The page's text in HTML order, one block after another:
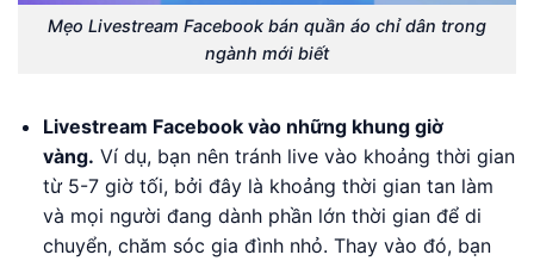
Mẹo Livestream Facebook bán quần áo chỉ dân trong
ngành mới biết
Livestream Facebook vào những khung giờ
vàng. Ví dụ, bạn nên tránh live vào khoảng thời gian
từ 5-7 giờ tối, bởi đây là khoảng thời gian tan làm
và mọi người đang dành phần lớn thời gian để di
chuyển, chăm sóc gia đình nhỏ. Thay vào đó, bạn